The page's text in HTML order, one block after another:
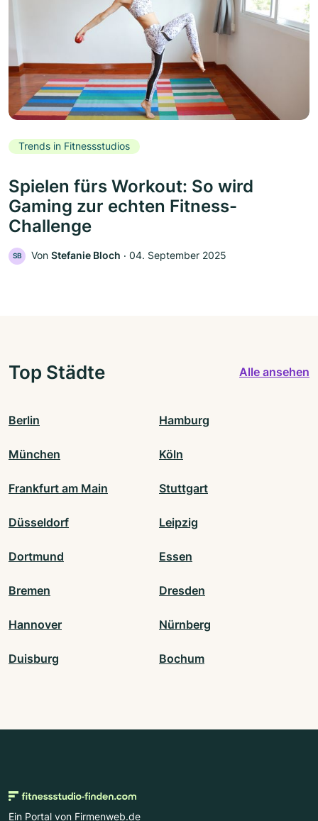
Trends in Fitnessstudios
Spielen fürs Workout: So wird
Gaming zur echten Fitness-
Challenge
SB Von Stefanie Bloch ‧ 04. September 2025
Top Städte Alle ansehen
Berlin Hamburg
München Köln
Frankfurt am Main Stuttgart
Düsseldorf Leipzig
Dortmund Essen
Bremen Dresden
Hannover Nürnberg
Duisburg Bochum
Ein Portal von Firmenweb.de